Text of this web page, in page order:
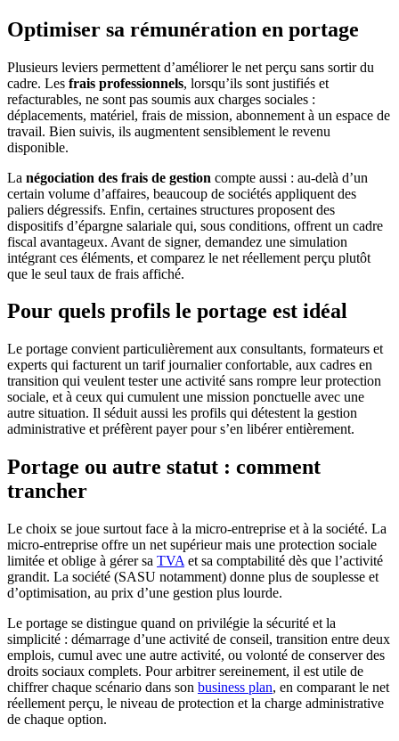
Optimiser sa rémunération en portage
Plusieurs leviers permettent d’améliorer le net perçu sans sortir du
cadre. Les frais professionnels, lorsqu’ils sont justifiés et
refacturables, ne sont pas soumis aux charges sociales :
déplacements, matériel, frais de mission, abonnement à un espace de
travail. Bien suivis, ils augmentent sensiblement le revenu
disponible.
La négociation des frais de gestion compte aussi : au-delà d’un
certain volume d’affaires, beaucoup de sociétés appliquent des
paliers dégressifs. Enfin, certaines structures proposent des
dispositifs d’épargne salariale qui, sous conditions, offrent un cadre
fiscal avantageux. Avant de signer, demandez une simulation
intégrant ces éléments, et comparez le net réellement perçu plutôt
que le seul taux de frais affiché.
Pour quels profils le portage est idéal
Le portage convient particulièrement aux consultants, formateurs et
experts qui facturent un tarif journalier confortable, aux cadres en
transition qui veulent tester une activité sans rompre leur protection
sociale, et à ceux qui cumulent une mission ponctuelle avec une
autre situation. Il séduit aussi les profils qui détestent la gestion
administrative et préfèrent payer pour s’en libérer entièrement.
Portage ou autre statut : comment
trancher
Le choix se joue surtout face à la micro-entreprise et à la société. La
micro-entreprise offre un net supérieur mais une protection sociale
limitée et oblige à gérer sa TVA et sa comptabilité dès que l’activité
grandit. La société (SASU notamment) donne plus de souplesse et
d’optimisation, au prix d’une gestion plus lourde.
Le portage se distingue quand on privilégie la sécurité et la
simplicité : démarrage d’une activité de conseil, transition entre deux
emplois, cumul avec une autre activité, ou volonté de conserver des
droits sociaux complets. Pour arbitrer sereinement, il est utile de
chiffrer chaque scénario dans son business plan, en comparant le net
réellement perçu, le niveau de protection et la charge administrative
de chaque option.